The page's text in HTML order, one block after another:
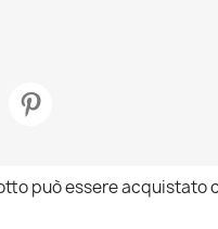
può essere acquistato